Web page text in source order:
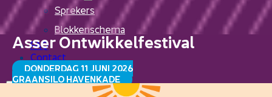
Sprekers
Blokkenschema
FAQ
Contact
Asser Ontwikkelfestival
DONDERDAG 11 JUNI 2026
GRAANSILO HAVENKADE